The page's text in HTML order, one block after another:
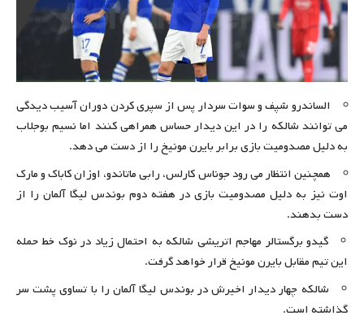
الساندرو شپف و سوات سردار پس از سپری کردن دوران آسیب دیدگی
می توانند شالکه را در این دیدار حساس همراهی کنند اما نسیم بوجلاب
به دلیل مصدومیت بازی برابر بایرن مونیخ را از دست می دهد.
همچنین انتظار می رود جوناس کارلس، رابی ماتاندو، اوزان کاباک و مارک
اوت نیز به دلیل مصدومیت بازی در هفته دوم بوندس لیگا آلمان را از
دست بدهند.
گیدو برگستالر مهاجم اتریشی شالکه به احتمال زیاد در نوک خط حمله
این تیم مقابل بایرن مونیخ قرار خواهد گرفت.
شالکه چهار دیدار اخیرش در بوندس لیگا آلمان را با تساوی پشت سر
گذاشته است.